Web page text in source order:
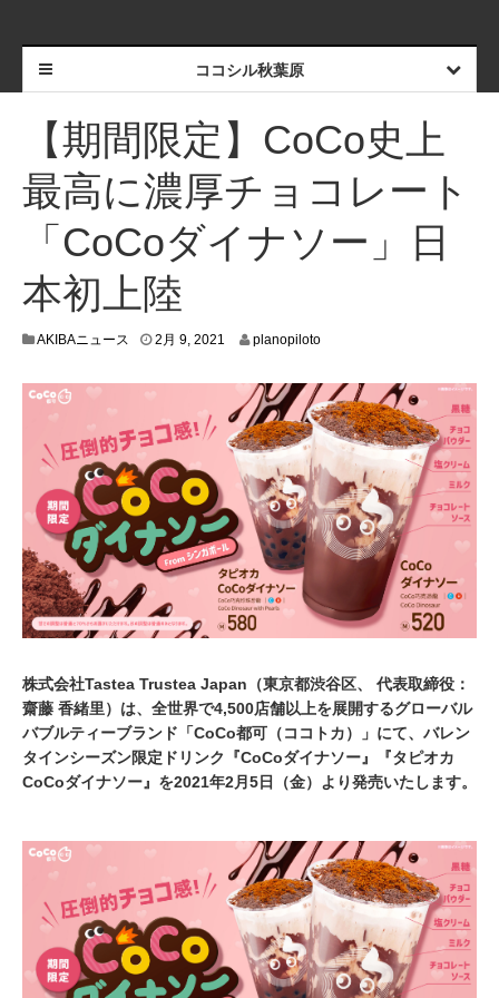
ココシル秋葉原
【期間限定】CoCo史上
最高に濃厚チョコレート
「CoCoダイナソー」日
本初上陸
AKIBAニュース 2月 9, 2021
2
0
2
planopiloto
株式会社Tastea Trustea Japan（東京都渋谷区、 代表取締役：
齋藤 香緒里）は、全世界で4,500店舗以上を展開するグローバル
バブルティーブランド「CoCo都可（ココトカ）」にて、バレン
タインシーズン限定ドリンク『CoCoダイナソー』『タピオカ
CoCoダイナソー』を2021年2月5日（金）より発売いたします。